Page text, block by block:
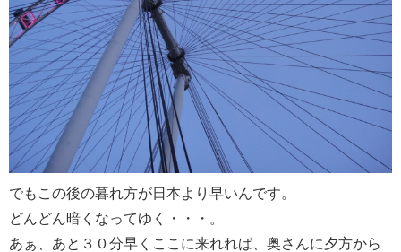
でもこの後の暮れ方が日本より早いんです。
どんどん暗くなってゆく・・・。
あぁ、あと３０分早くここに来れれば、奥さんに夕方から